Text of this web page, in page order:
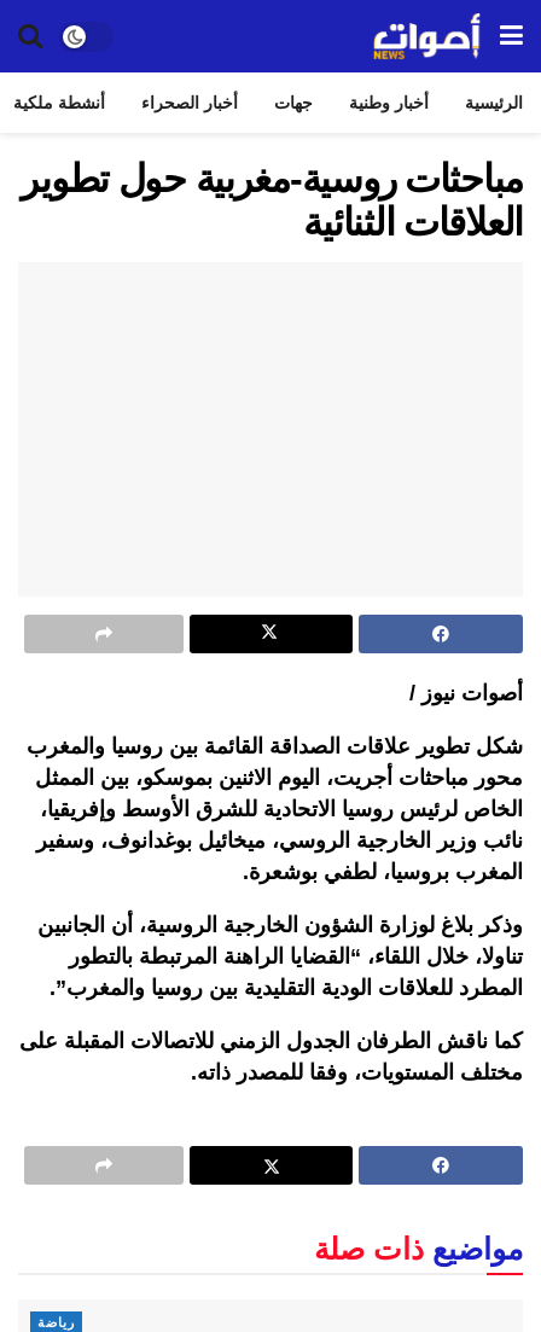
الرئيسية أخبار وطنية جهات أخبار الصحراء أنشطة ملكية
مباحثات روسية-مغربية حول تطوير
العلاقات الثنائية
أصوات نيوز /
شكل تطوير علاقات الصداقة القائمة بين روسيا والمغرب
محور مباحثات أجريت، اليوم الاثنين بموسكو، بين الممثل
الخاص لرئيس روسيا الاتحادية للشرق الأوسط وإفريقيا،
نائب وزير الخارجية الروسي، ميخائيل بوغدانوف، وسفير
المغرب بروسيا، لطفي بوشعرة.
وذكر بلاغ لوزارة الشؤون الخارجية الروسية، أن الجانبين
تناولا، خلال اللقاء، “القضايا الراهنة المرتبطة بالتطور
المطرد للعلاقات الودية التقليدية بين روسيا والمغرب”.
كما ناقش الطرفان الجدول الزمني للاتصالات المقبلة على
مختلف المستويات، وفقا للمصدر ذاته.
مواضيع ذات صلة
رياضة